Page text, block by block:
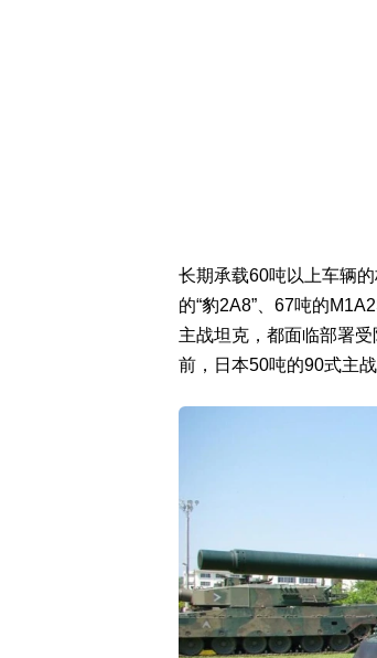
长期承载60吨以上车辆
的“豹2A8”、67吨的
主战坦克，都面临部署
前，日本50吨的90式主